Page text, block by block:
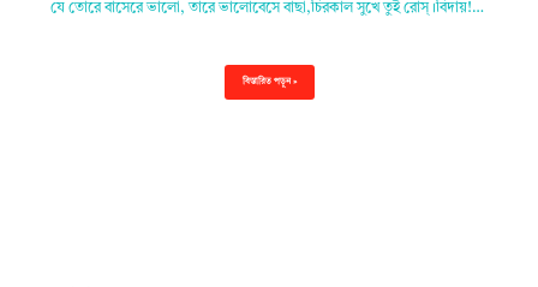
যে তোরে বাসেরে ভালো, তারে ভালোবেসে বাছা,চিরকাল সুখে তুই রোস্‌।বিদায়!…
বিস্তারিত পড়ুন »